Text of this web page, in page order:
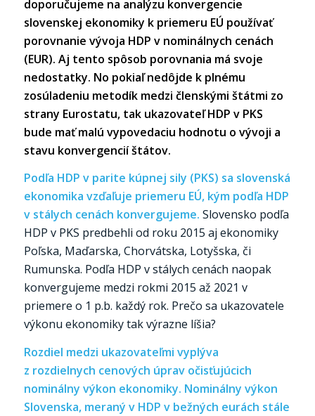
doporučujeme na analýzu konvergencie
slovenskej ekonomiky k priemeru EÚ používať
porovnanie vývoja HDP v nominálnych cenách
(EUR). Aj tento spôsob porovnania má svoje
nedostatky. No pokiaľ nedôjde k plnému
zosúladeniu metodík medzi členskými štátmi zo
strany Eurostatu, tak ukazovateľ HDP v PKS
bude mať malú vypovedaciu hodnotu o vývoji a
stavu konvergencií štátov.
Podľa HDP v parite kúpnej sily (PKS) sa slovenská
ekonomika vzďaľuje priemeru EÚ, kým podľa HDP
v stálych cenách konvergujeme. Slovensko podľa
HDP v PKS predbehli od roku 2015 aj ekonomiky
Poľska, Maďarska, Chorvátska, Lotyšska, či
Rumunska. Podľa HDP v stálych cenách naopak
konvergujeme medzi rokmi 2015 až 2021 v
priemere o 1 p.b. každý rok. Prečo sa ukazovatele
výkonu ekonomiky tak výrazne líšia?
Rozdiel medzi ukazovateľmi vyplýva
z rozdielnych cenových úprav očisťujúcich
nominálny výkon ekonomiky. Nominálny výkon
Slovenska, meraný v HDP v bežných eurách stále